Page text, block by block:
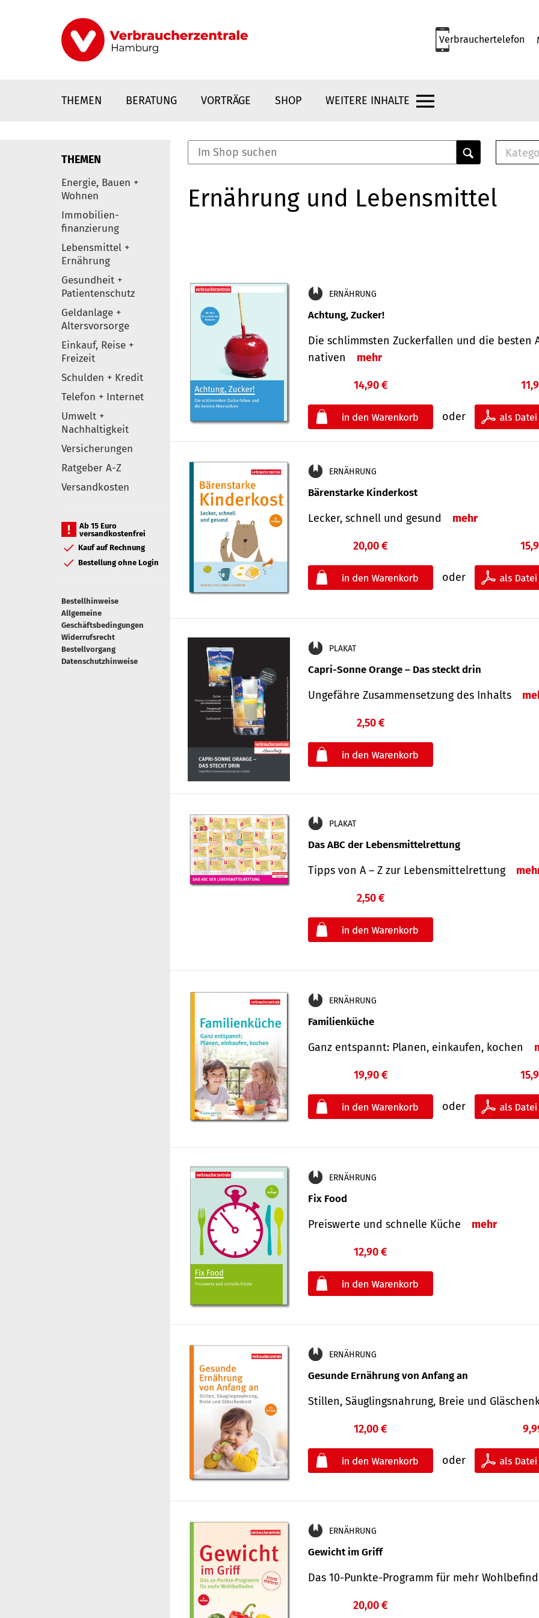
Verbrauchertelefon
THEMEN BERATUNG VORTRÄGE SHOP WEITERE INHALTE
Elemente
THEMEN
Energie, Bauen +
Wohnen
Immobilien-
finanzierung
Lebensmittel +
Ernährung
Gesundheit +
Patientenschutz
Geldanlage +
Altersvorsorge
Einkauf, Reise +
Freizeit
Schulden + Kredit
Telefon + Internet
Umwelt +
Nachhaltigkeit
Versicherungen
Ratgeber A-Z
Versandkosten
Ab 15 Euro
versandkostenfrei
Kauf auf Rechnung
Bestellung ohne Login
Bestellhinweise
Allgemeine
Geschäftsbedingungen
Widerrufsrecht
Bestellvorgang
Datenschutzhinweise
Ernährung und Lebensmittel
ERNÄHRUNG
Achtung, Zucker!
Die schlimmsten Zucker­fallen und die besten
nativen
mehr
14,90 €
oder
ERNÄHRUNG
Bärenstarke Kinderkost
Lecker, schnell und gesund mehr
20,00 €
oder
PLAKAT
Capri-Sonne Orange – Das steckt drin
Ungefähre Zu­sammen­setzung des Inhalts
2,50 €
PLAKAT
Das ABC der Lebensmittelrettung
Tipps von A – Z zur Lebensmittelrettung
2,50 €
ERNÄHRUNG
Familienküche
Ganz entspannt: Planen, einkaufen, kochen
19,90 €
oder
ERNÄHRUNG
Fix Food
Preiswerte und schnelle Küche mehr
12,90 €
ERNÄHRUNG
Gesunde Ernährung von Anfang an
Stillen, Säuglingsnahrung, Breie und
12,00 €
oder
ERNÄHRUNG
Gewicht im Griff
Das 10-Punkte-Programm für mehr
20,00 €